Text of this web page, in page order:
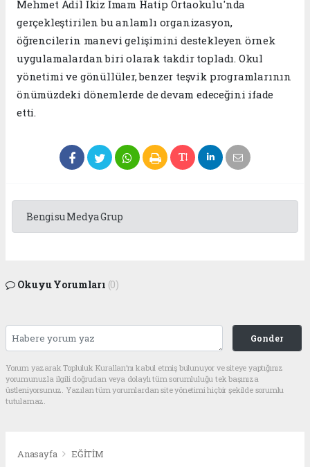
Mehmet Adil İkiz İmam Hatip Ortaokulu'nda
gerçekleştirilen bu anlamlı organizasyon,
öğrencilerin manevi gelişimini destekleyen örnek
uygulamalardan biri olarak takdir topladı. Okul
yönetimi ve gönüllüler, benzer teşvik programlarının
önümüzdeki dönemlerde de devam edeceğini ifade
etti.
Bengisu Medya Grup
Okuyu Yorumları (0)
Gonder
Yorum yazarak Topluluk Kuralları’nı kabul etmiş bulunuyor ve siteye yaptığınız
yorumunuzla ilgili doğrudan veya dolaylı tüm sorumluluğu tek başınıza
üstleniyorsunuz. Yazılan tüm yorumlardan site yönetimi hiçbir şekilde sorumlu
tutulamaz.
Anasayfa EĞİTİM